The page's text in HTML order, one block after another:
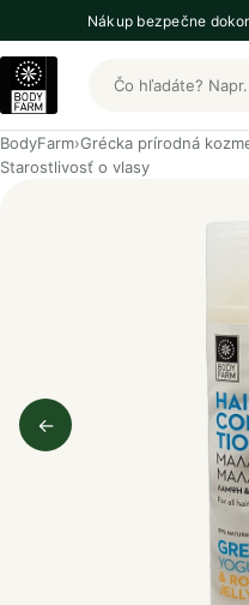
Nákup bezpečne
Hľadať produkty
BodyFarm›Grécka prírodná
Starostlivosť o vlasy
←
Predchádzajúci